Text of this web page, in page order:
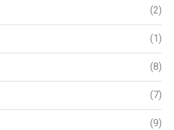
(2)
(1)
(8)
(7)
(9)